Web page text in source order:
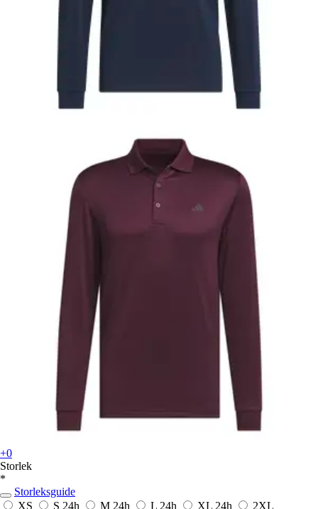
+0
Storlek
*
Storleksguide
XS
S 24h M 24h L 24h XL 24h 2XL